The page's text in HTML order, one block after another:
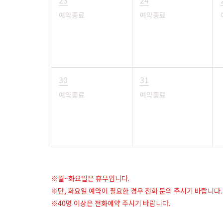
예약종료 예약종료
30
예약종료
31
예약종료
※월~화요일은 휴무입니다.
※단, 화요일 예약이 필요한 경우 전화 문의 주시기 바랍니다.
※40명 이상은 전화예약 주시기 바랍니다.